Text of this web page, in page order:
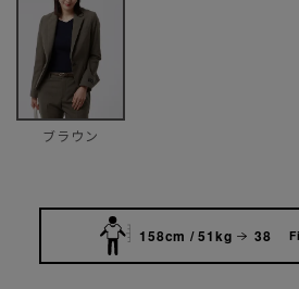
ブラウン
158cm / 51kg 38